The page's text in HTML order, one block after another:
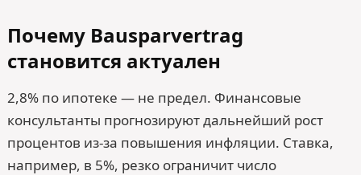
Почему Bausparvertrag
становится актуален
2,8% по ипотеке — не предел. Финансовые
консультанты прогнозируют дальнейший рост
процентов из-за повышения инфляции. Ставка,
например, в 5%, резко ограничит число